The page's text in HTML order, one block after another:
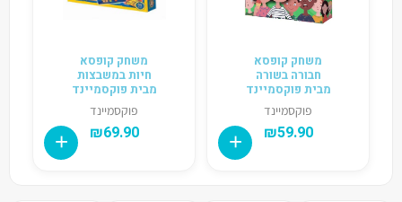
משחק קופסא
חבורה בשורה
מבית פוקסמיינד
פוקסמיינד
₪59.90
משחק קופסא
חיות במשבצות
מבית פוקסמיינד
פוקסמיינד
₪69.90